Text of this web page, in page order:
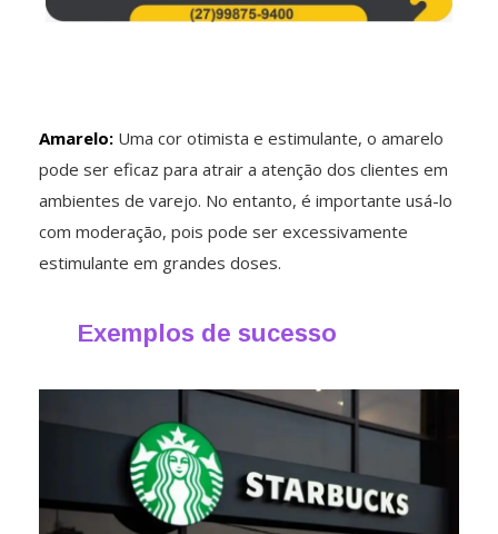
Amarelo: Uma cor otimista e estimulante, o amarelo
pode ser eficaz para atrair a atenção dos clientes em
ambientes de varejo. No entanto, é importante usá-lo
com moderação, pois pode ser excessivamente
estimulante em grandes doses.
Exemplos de sucesso